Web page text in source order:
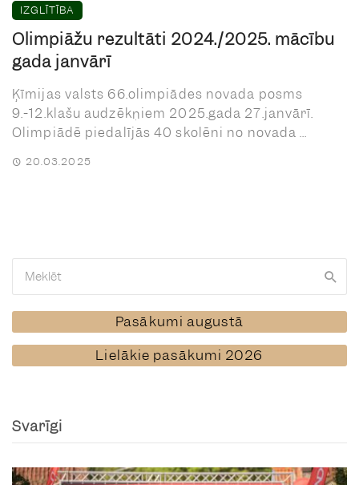
IZGLĪTĪBA
Olimpiāžu rezultāti 2024./2025. mācību
gada janvārī
Ķīmijas valsts 66.olimpiādes novada posms
9.-12.klašu audzēkņiem 2025.gada 27.janvārī.
Olimpiādē piedalījās 40 skolēni no novada ...
20.03.2025
Pasākumi augustā
Lielākie pasākumi 2026
Svarīgi